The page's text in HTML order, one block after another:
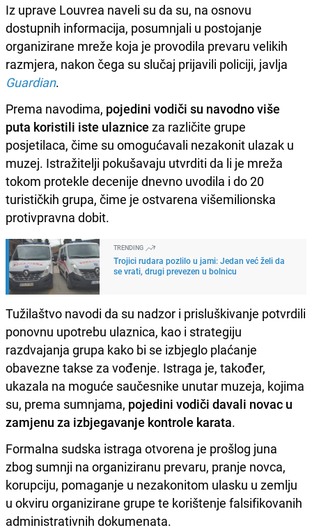
Iz uprave Louvrea naveli su da su, na osnovu
dostupnih informacija, posumnjali u postojanje
organizirane mreže koja je provodila prevaru velikih
razmjera, nakon čega su slučaj prijavili policiji, javlja
Guardian.
Prema navodima, pojedini vodiči su navodno više
puta koristili iste ulaznice za različite grupe
posjetilaca, čime su omogućavali nezakonit ulazak u
muzej. Istražitelji pokušavaju utvrditi da li je mreža
tokom protekle decenije dnevno uvodila i do 20
turističkih grupa, čime je ostvarena višemilionska
protivpravna dobit.
TRENDING
Trojici rudara pozlilo u jami: Jedan već želi da
se vrati, drugi prevezen u bolnicu
Tužilaštvo navodi da su nadzor i prisluškivanje potvrdili
ponovnu upotrebu ulaznica, kao i strategiju
razdvajanja grupa kako bi se izbjeglo plaćanje
obavezne takse za vođenje. Istraga je, također,
ukazala na moguće saučesnike unutar muzeja, kojima
su, prema sumnjama, pojedini vodiči davali novac u
zamjenu za izbjegavanje kontrole karata.
Formalna sudska istraga otvorena je prošlog juna
zbog sumnji na organiziranu prevaru, pranje novca,
korupciju, pomaganje u nezakonitom ulasku u zemlju
u okviru organizirane grupe te korištenje falsifikovanih
administrativnih dokumenata.